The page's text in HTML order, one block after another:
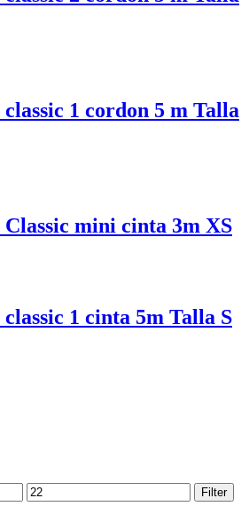
1 cordon 5 m Talla
mini cinta 3m XS
1 cinta 5m Talla S
Max
price
Filter